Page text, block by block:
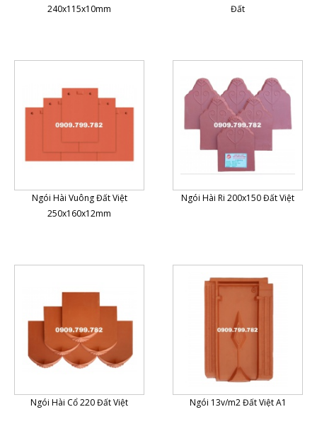
240x115x10mm
Đất
Ngói Hài Vuông Đất Việt
250x160x12mm
Ngói Hài Ri 200x150 Đất Việt
Ngói Hài Cổ 220 Đất Việt Ngói 13v/m2 Đất Việt A1